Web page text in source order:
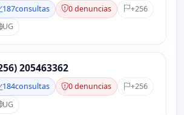
187consultas 0 denuncias
+256
UG
205463362
184consultas 0 denuncias
+256
UG